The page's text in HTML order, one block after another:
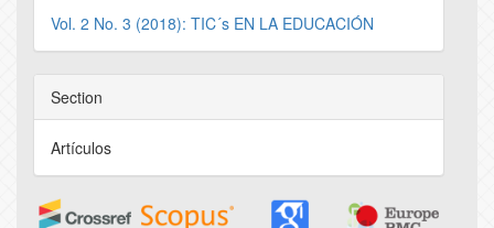
Vol. 2 No. 3 (2018): TIC´s EN LA EDUCACIÓN
Section
Artículos